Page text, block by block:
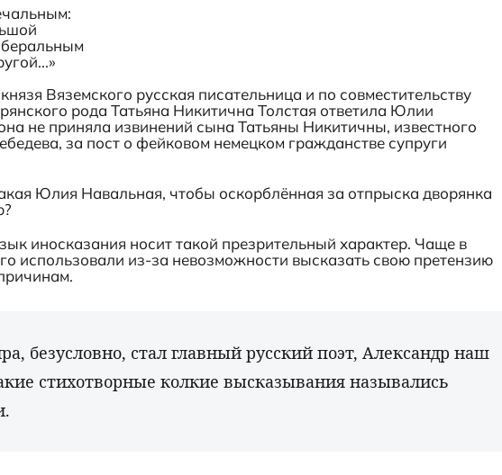
Вяземского русская писательница и по совместительству
рода Татьяна Никитична Толстая ответила Юлии
не приняла извинений сына Татьяны Никитичны, известного
за пост о фейковом немецком гражданстве супруги
Юлия Навальная, чтобы оскорблённая за отпрыска дворянка
иносказания носит такой презрительный характер. Чаще в
использовали из-за невозможности высказать свою претензию
безусловно, стал главный русский поэт, Александр наш
стихотворные колкие высказывания назывались